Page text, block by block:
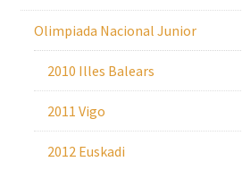
Olimpiada Nacional Junior
2010 Illes Balears
2011 Vigo
2012 Euskadi